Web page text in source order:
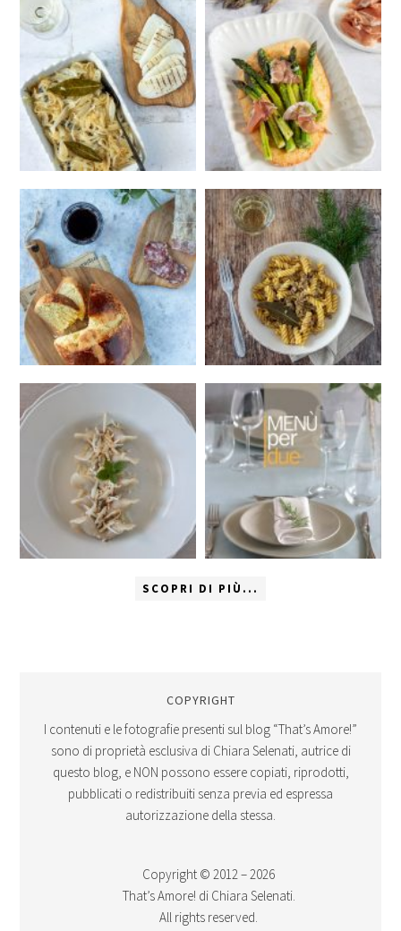
SCOPRI DI PIÙ...
COPYRIGHT
I contenuti e le fotografie presenti sul blog “That’s Amore!”
sono di proprietà esclusiva di Chiara Selenati, autrice di
questo blog, e NON possono essere copiati, riprodotti,
pubblicati o redistribuiti senza previa ed espressa
autorizzazione della stessa.
Copyright © 2012 – 2026
That’s Amore! di Chiara Selenati.
All rights reserved.